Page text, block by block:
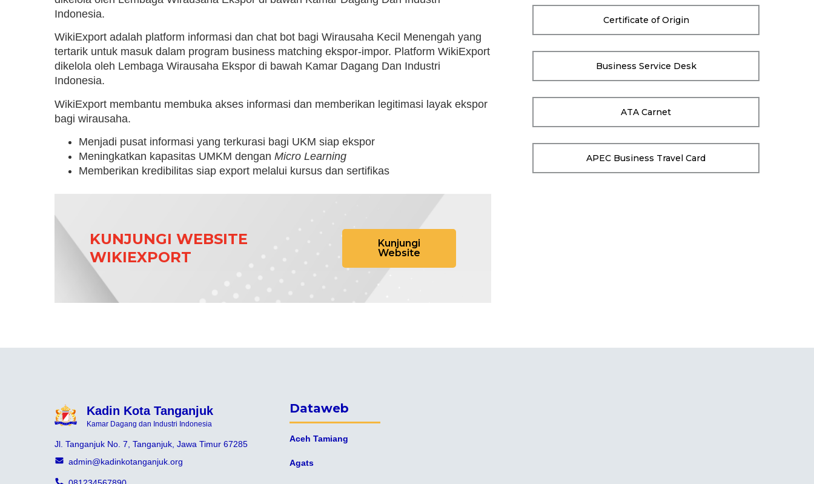
Indonesia.
WikiExport adalah platform informasi dan chat bot bagi Wirausaha Kecil Menengah yang
tertarik untuk masuk dalam program business matching ekspor-impor. Platform WikiExport
dikelola oleh Lembaga Wirausaha Ekspor di bawah Kamar Dagang Dan Industri
Indonesia.
WikiExport membantu membuka akses informasi dan memberikan legitimasi layak ekspor
bagi wirausaha.
Menjadi pusat informasi yang terkurasi bagi UKM siap ekspor
Meningkatkan kapasitas UMKM dengan Micro Learning
Memberikan kredibilitas siap export melalui kursus dan sertifikas
KUNJUNGI WEBSITE
WIKIEXPORT
Kunjungi
Website
Certificate of Origin
Business Service Desk
ATA Carnet
APEC Business Travel Card
Kadin Kota Tanganjuk
Kamar Dagang dan Industri Indonesia
Jl. Tanganjuk No. 7, Tanganjuk, Jawa Timur 67285
admin@kadinkotanganjuk.org
Dataweb
Aceh Tamiang
Agats